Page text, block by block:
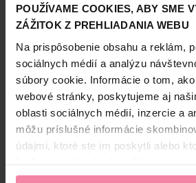
POUŽÍVAME COOKIES, ABY SME
ZÁŽITOK Z PREHLIADANIA WEBU
Na prispôsobenie obsahu a reklám,
sociálnych médií a analýzu
súbory cookie. Informácie o tom,
webové stránky, poskytujeme aj
oblasti sociálnych médií, inzercie a
môžu príslušné informácie
údajmi, ktoré ste im poskytli alebo
• bez lepku
• bez prídavku farbív, konzervačných
*podľa zákona
HIP
Skladovanie
V suchu pri izbovej teplote.
Bezpečnosť a
Zloženie
High-contrast mode
Alternatívne produkty